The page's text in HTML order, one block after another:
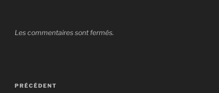
Les commentaires sont fermés.
Navigation
Article
PRÉCÉDENT